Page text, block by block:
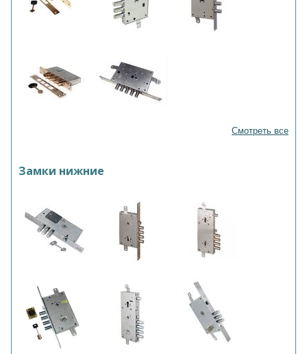
Смотреть все
Замки нижние